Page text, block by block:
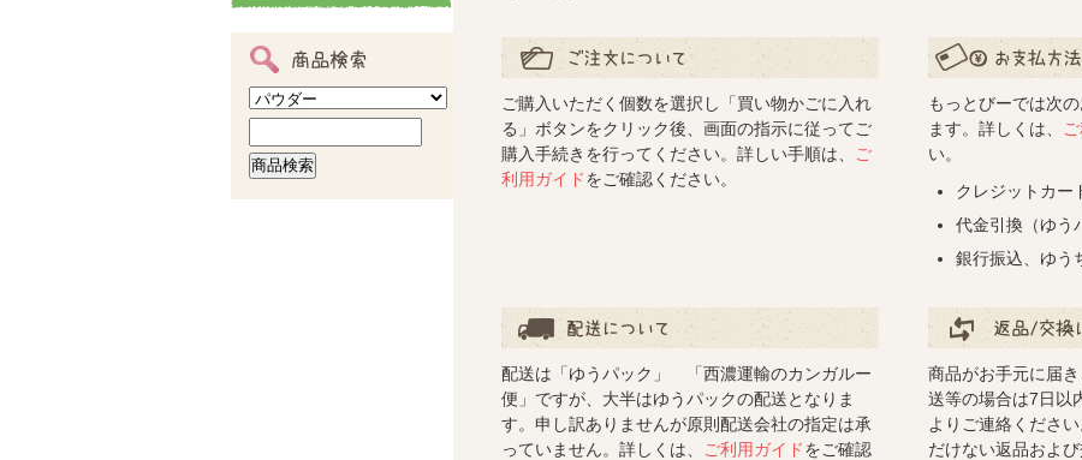
商品検索
ご注文について
ご購入いただく個数を選択し「買い物かごに入れ
る」ボタンをクリック後、画面の指示に従ってご
購入手続きを行ってください。詳しい手順は、
ご
利用ガイドをご確認ください。
お支払い方法につい
もっとびーでは次
ます。詳しくは、
い。
クレジットカー
代金引換（ゆう
銀行振込、ゆう
配送について
配送は「ゆうパック」 「西濃運輸のカンガルー
便」ですが、大半はゆうパックの配送となりま
す。申し訳ありませんが原則配送会社の指定は承
っていません。詳しくは、
ご利用ガイドをご確認
返品/交換について
商品がお手元に届
送等の場合は7日以
よりご連絡くださ
だけない返品およ